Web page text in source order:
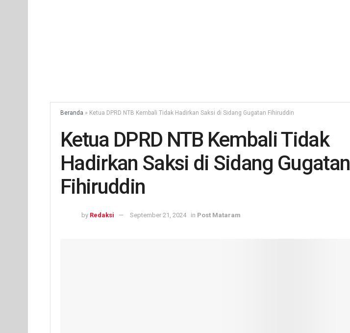
Beranda » Ketua DPRD NTB Kembali Tidak Hadirkan Saksi di Sidang Gugatan Fihiruddin
Ketua DPRD NTB Kembali Tidak
Hadirkan Saksi di Sidang Gugatan
Fihiruddin
by Redaksi September 21, 2024 in Post Mataram